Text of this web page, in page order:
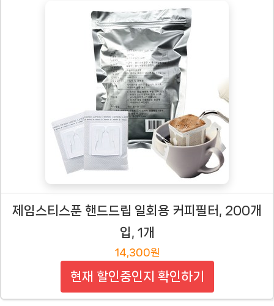
제임스티스푼 핸드드립 일회용 커피필터, 200개
입, 1개
14,300원
현재 할인중인지 확인하기